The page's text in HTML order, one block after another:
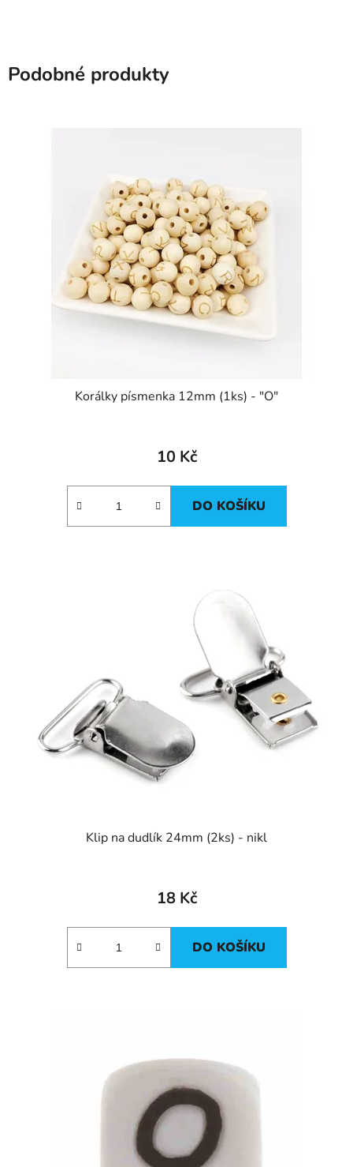
Podobné produkty
Korálky písmenka 12mm (1ks) - "O"
10 Kč
DO KOŠÍKU
Klip na dudlík 24mm (2ks) - nikl
18 Kč
DO KOŠÍKU